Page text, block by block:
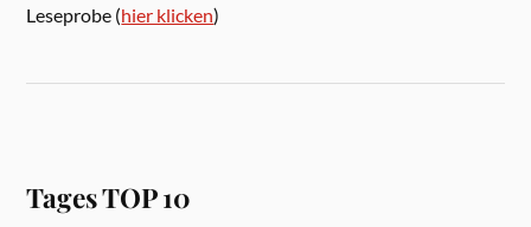
Leseprobe (hier klicken)
Tages TOP 10